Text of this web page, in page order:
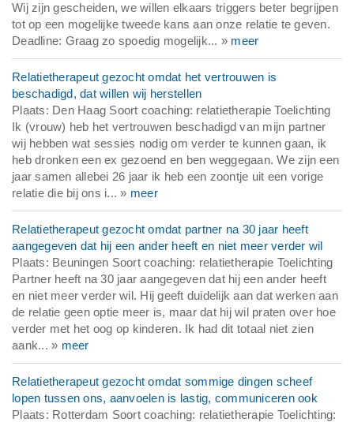
Wij zijn gescheiden, we willen elkaars triggers beter begrijpen
tot op een mogelijke tweede kans aan onze relatie te geven.
Deadline: Graag zo spoedig mogelijk... » meer
Relatietherapeut gezocht omdat het vertrouwen is
beschadigd, dat willen wij herstellen
Plaats: Den Haag Soort coaching: relatietherapie Toelichting
Ik (vrouw) heb het vertrouwen beschadigd van mijn partner
wij hebben wat sessies nodig om verder te kunnen gaan, ik
heb dronken een ex gezoend en ben weggegaan. We zijn een
jaar samen allebei 26 jaar ik heb een zoontje uit een vorige
relatie die bij ons i... » meer
Relatietherapeut gezocht omdat partner na 30 jaar heeft
aangegeven dat hij een ander heeft en niet meer verder wil
Plaats: Beuningen Soort coaching: relatietherapie Toelichting
Partner heeft na 30 jaar aangegeven dat hij een ander heeft
en niet meer verder wil. Hij geeft duidelijk aan dat werken aan
de relatie geen optie meer is, maar dat hij wil praten over hoe
verder met het oog op kinderen. Ik had dit totaal niet zien
aank... » meer
Relatietherapeut gezocht omdat sommige dingen scheef
lopen tussen ons, aanvoelen is lastig, communiceren ook
Plaats: Rotterdam Soort coaching: relatietherapie Toelichting: